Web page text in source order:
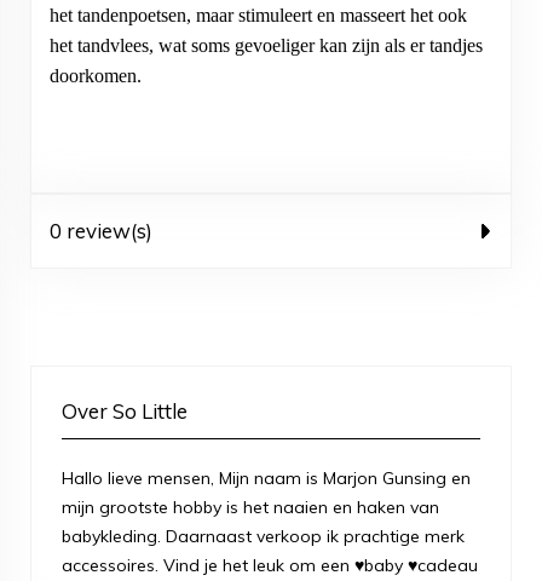
het tandenpoetsen, maar stimuleert en masseert het ook
het tandvlees, wat soms gevoeliger kan zijn als er tandjes
doorkomen.
0 review(s)
Over So Little
Hallo lieve mensen, Mijn naam is Marjon Gunsing en
mijn grootste hobby is het naaien en haken van
babykleding. Daarnaast verkoop ik prachtige merk
accessoires. Vind je het leuk om een ♥baby ♥cadeau